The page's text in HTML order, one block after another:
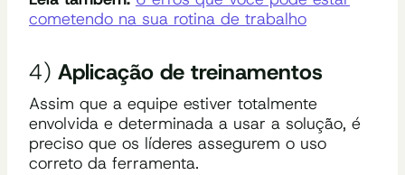
cometendo na sua rotina de trabalho
4) Aplicação de treinamentos
Assim que a equipe estiver totalmente
envolvida e determinada a usar a solução, é
preciso que os líderes assegurem o uso
correto da ferramenta.